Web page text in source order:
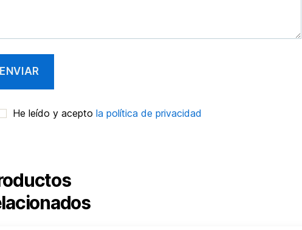
He leído y acepto la política de privacidad